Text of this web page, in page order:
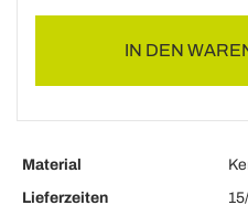
IN DEN
Material
Lieferzeiten